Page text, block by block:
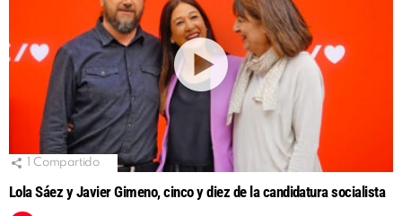
Compartido
Lola Sáez y Javier Gimeno, cinco y diez de la candidatura socialista